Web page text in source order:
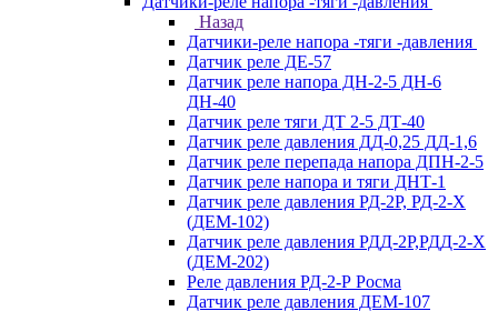
Назад
Датчики-реле напора -тяги -давления
Датчик реле ДЕ-57
Датчик реле напора ДН-2-5 ДН-6
ДН-40
Датчик реле тяги ДТ 2-5 ДТ-40
Датчик реле давления ДД-0,25 ДД-1,6
Датчик реле перепада напора ДПН-2-5
Датчик реле напора и тяги ДНТ-1
Датчик реле давления РД-2Р, РД-2-Х
(ДЕМ-102)
Датчик реле давления РДД-2Р,РДД-2-Х
(ДЕМ-202)
Реле давления РД-2-Р Росма
Датчик реле давления ДЕМ-107